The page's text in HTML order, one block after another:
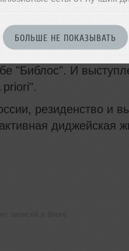
БОЛЬШЕ НЕ ПОКАЗЫВАТЬ
школе по
навыков
"Библос". И
резиденство и
диджейская